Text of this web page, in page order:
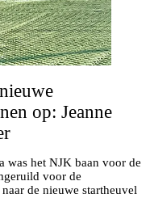
op: Jeanne
was het NJK baan voor de
voor de
de nieuwe startheuvel